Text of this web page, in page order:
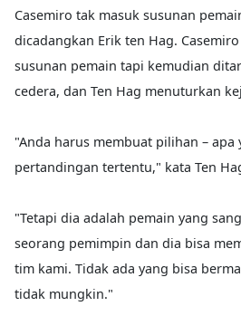
Casemiro tak masuk susunan
dicadangkan Erik ten Hag.
susunan pemain tapi kemudian
cedera, dan Ten Hag menuturkan
"Anda harus membuat pilihan –
pertandingan tertentu," kata Ten
"Tetapi dia adalah pemain yang
seorang pemimpin dan dia bisa
tim kami. Tidak ada yang bisa
tidak mungkin."